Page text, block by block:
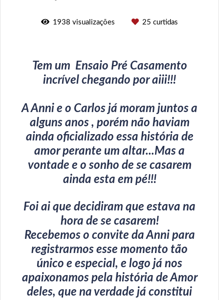
1938 visualizações 25 curtidas
Tem um Ensaio Pré Casamento
incrível chegando por aiii!!!
A Anni e o Carlos já moram juntos a
alguns anos , porém não haviam
ainda oficializado essa história de
amor perante um altar...Mas a
vontade e o sonho de se casarem
ainda esta em pé!!!
Foi ai que decidiram que estava na
hora de se casarem!
Recebemos o convite da Anni para
registrarmos esse momento tão
único e especial, e logo já nos
apaixonamos pela história de Amor
deles, que na verdade já constitui